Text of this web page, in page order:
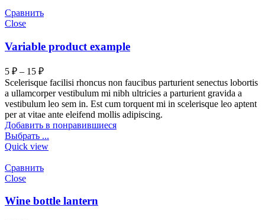
Сравнить
Close
Variable product example
5 ₽ – 15 ₽
Scelerisque facilisi rhoncus non faucibus parturient senectus lobortis
a ullamcorper vestibulum mi nibh ultricies a parturient gravida a
vestibulum leo sem in. Est cum torquent mi in scelerisque leo aptent
per at vitae ante eleifend mollis adipiscing.
Добавить в понравившиеся
Выбрать ...
Quick view
Сравнить
Close
Wine bottle lantern